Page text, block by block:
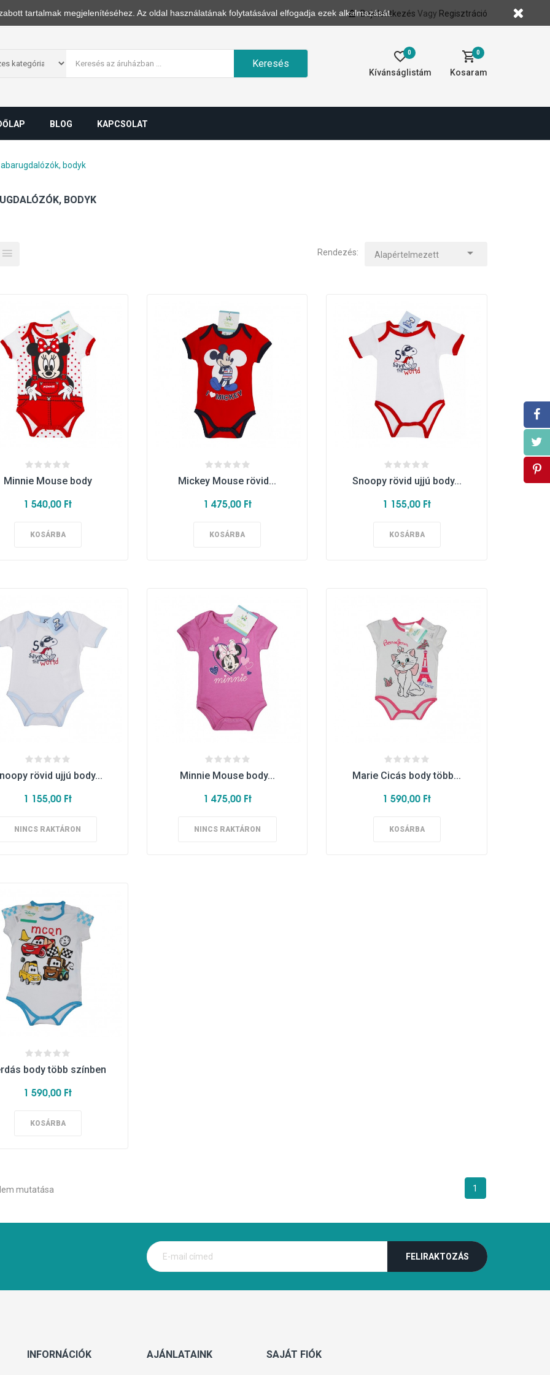
tartalmak megjelenítéséhez. Az oldal használatának folytatásával elfogadja ezek alkalmazását.
Bejelentkezés Vagy Regisztráció
Keresés
0
Kosaram
0
Kívánságlistám
BLOG KAPCSOLAT
bodyk
BODYK
Alapértelmezett 
Rendezés:
Minnie Mouse body
1 540,00 Ft
KOSÁRBA
Mickey Mouse rövid...
1 475,00 Ft
KOSÁRBA
Snoopy rövid ujjú body...
1 155,00 Ft
KOSÁRBA
rövid ujjú body...
1 155,00 Ft
NINCS RAKTÁRON
Minnie Mouse body...
1 475,00 Ft
NINCS RAKTÁRON
Marie Cicás body több...
1 590,00 Ft
KOSÁRBA
body több színben
1 590,00 Ft
KOSÁRBA
mutatása 1
INFORNÁCIÓK AJÁNLATAINK SAJÁT FIÓK